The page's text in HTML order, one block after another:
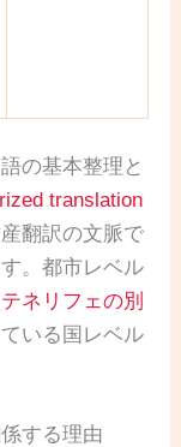
の基本整理と
translation
翻訳の文脈で
。都市レベル
テネリフェの別
いる国レベル
する理由